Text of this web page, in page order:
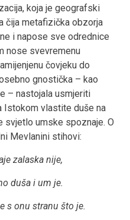
koja je geografski
čija metafizička obzorja
i napose sve odrednice
nose svevremenu
čovjeku do
gnostička – kao
– nastojala usmjeriti
Istokom vlastite duše na
svjetlo umske spoznaje. O
Mevlanini stihovi:
zalaska nije,
duša i um je.
s onu stranu što je.